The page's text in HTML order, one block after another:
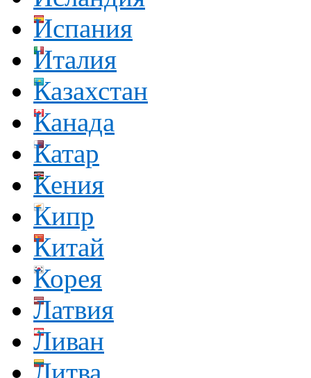
Испания
Италия
Казахстан
Канада
Катар
Кения
Кипр
Китай
Корея
Латвия
Ливан